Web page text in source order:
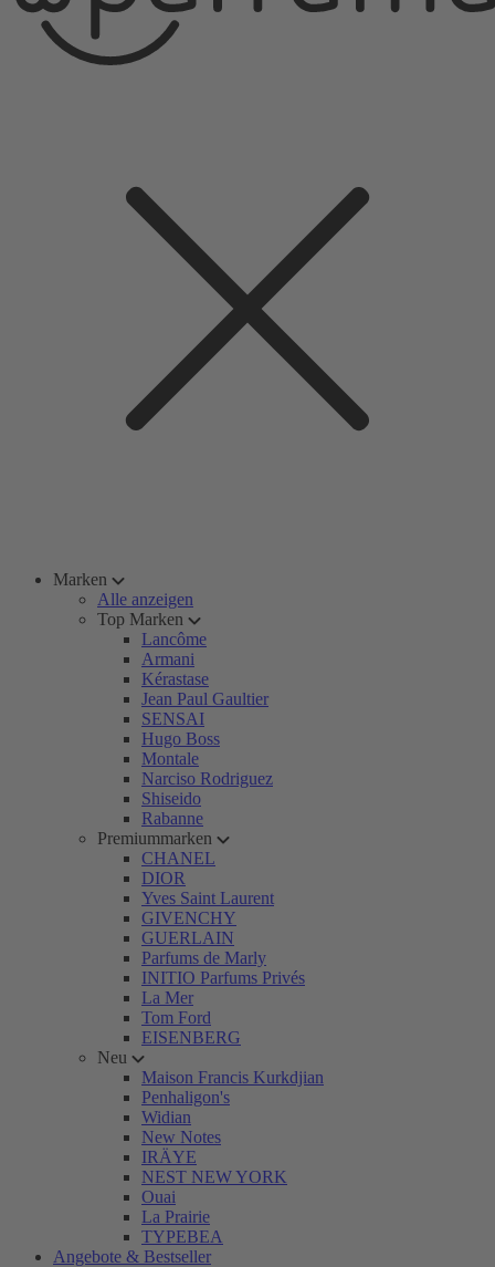
Marken
Alle anzeigen
Top Marken
Lancôme
Armani
Kérastase
Jean Paul Gaultier
SENSAI
Hugo Boss
Montale
Narciso Rodriguez
Shiseido
Rabanne
Premiummarken
CHANEL
DIOR
Yves Saint Laurent
GIVENCHY
GUERLAIN
Parfums de Marly
INITIO Parfums Privés
La Mer
Tom Ford
EISENBERG
Neu
Maison Francis Kurkdjian
Penhaligon's
Widian
New Notes
IRÄYE
NEST NEW YORK
Ouai
La Prairie
TYPEBEA
Angebote & Bestseller